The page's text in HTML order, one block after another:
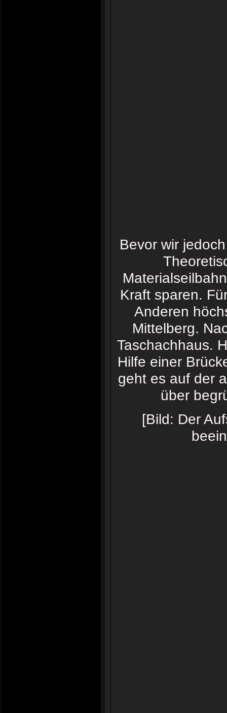
Bevor wir
Kraft sparen.
Anderen
Mittelberg.
Taschachhaus.
Hilfe einer
geht es auf der
über
[Bild: Der